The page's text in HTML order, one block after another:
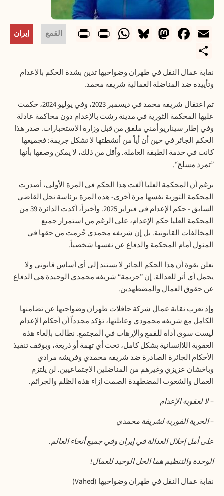
إيران القمع Email
Facebook
Mastodon
Bluesky
WhatsApp
Print
نقابة عمال النقل في طهران وضواحيها تدين بشدة الحكم بالإعدام
وتأييده ضد المناضلة العمالية شريفه محمد.
تم اعتقال شريفه محمد في ديسمبر 2023، وفي يوليو 2024، حكمت
عليها المحكمة الثورية في مدينة رشت بالإعدام دون محاكمة عادلة
وفي إطار سيناريو أمني ملفق من قبل وزارة الاستخبارات. صدر هذا
الحكم الجائر في حين أن أياً من أنشطتها لا تشكل جريمة: فجميعها
كانت في خدمة الطبقة العاملة. وأقل من ذلك، لا يمكن وصفها بأنها
”تمرد مسلح“.
برغم أن المحكمة العليا ألغت هذا الحكم في المرة الأولى، أصدرت
المحكمة الثورية نفسها مرة أخرى- هذه المرة برئاسة نجل القاضي
السابق - حكم الإعدام في فبراير 2025. وأخيراً، أكدت الدائرة 39 من
المحكمة العليا حكم الإعدام، على الرغم من استمرار جميع
المخالفات القانونية. بل إن شريفه محمدي حُرمت من حقها في
المثول أمام المحكمة والدفاع عن نفسها شخصياً.
نعلن بقوة أن هذا الحكم الجائر لا يستند إلى أي أساس قانوني ولا
يحمل أي أثر للعدالة. إن ”جريمة“ شريفه محمدي الوحيدة هي الدفاع
عن حقوق العمال والمضطهدين.
وإذ تعرب نقابة عمال شركة حافلات طهران وضواحيها عن تضامنها
الكامل مع شريفه محمودي وعائلتها، تؤكد مجدداً أن أحكام الإعدام
ليست سوى أداة للقمع والإرهاب في المجتمع. نطالب بإلغاء هذه
العقوبة اللاإنسانية بشكل كامل، تحت أي تهمة أو ذريعة، وبوقف تنفيذ
الأحكام الجائرة الصادرة ضد شريفه محمدي وفريشه مرادي
وباخشان عزيزي وغيرهم من المناضلين الاجتماعيين. لن يلتزم
العمال والشعوب المضطهدة الصمت إزاء هذه الظلم والجرائم.
–لا لعقوبة الإعدام
–الحرية الفورية لشريفة محمدي
على أمل إحلال العدالة في إيران وفي جميع أنحاء العالم.
الوحدة والتنظيم هما الحل الوحيد للعمال!
نقابة عمال النقل في طهران وضواحيها (Vahed)